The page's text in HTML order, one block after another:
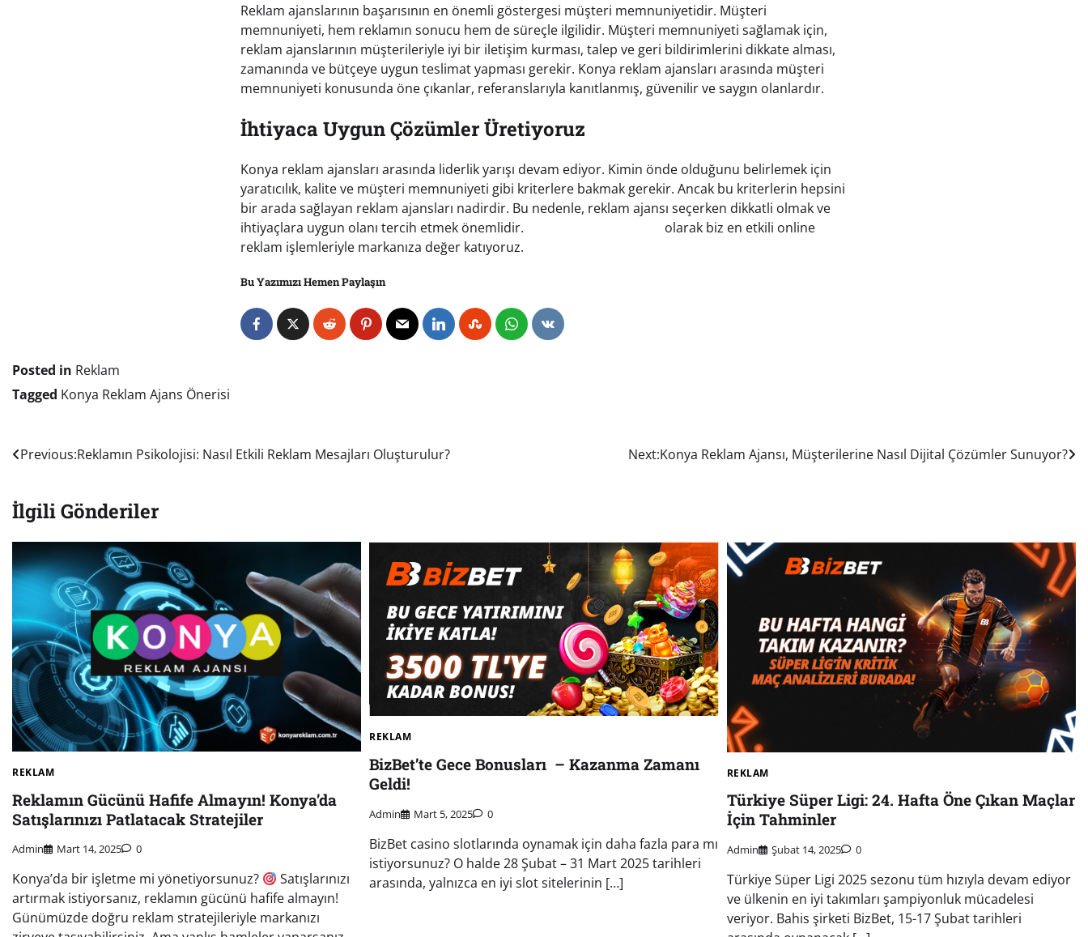
Reklam ajanslarının başarısının en önemli göstergesi müşteri memnuniyetidir. Müşteri
memnuniyeti, hem reklamın sonucu hem de süreçle ilgilidir. Müşteri memnuniyeti sağlamak için,
reklam ajanslarının müşterileriyle iyi bir iletişim kurması, talep ve geri bildirimlerini dikkate alması,
zamanında ve bütçeye uygun teslimat yapması gerekir. Konya reklam ajansları arasında müşteri
memnuniyeti konusunda öne çıkanlar, referanslarıyla kanıtlanmış, güvenilir ve saygın olanlardır.
İhtiyaca Uygun Çözümler Üretiyoruz
Konya reklam ajansları arasında liderlik yarışı devam ediyor. Kimin önde olduğunu belirlemek için
yaratıcılık, kalite ve müşteri memnuniyeti gibi kriterlere bakmak gerekir. Ancak bu kriterlerin hepsini
bir arada sağlayan reklam ajansları nadirdir. Bu nedenle, reklam ajansı seçerken dikkatli olmak ve
ihtiyaçlara uygun olanı tercih etmek önemlidir.
olarak biz en etkili online
reklam işlemleriyle markanıza değer katıyoruz.
Bu Yazımızı Hemen Paylaşın
Posted in Reklam
Tagged Konya Reklam Ajans Önerisi
Yazı
Previous:Reklamın Psikolojisi: Nasıl Etkili Reklam Mesajları Oluşturulur? Next:Konya Reklam Ajansı, Müşterilerine Nasıl Dijital Çözümler Sunuyor?
İlgili Gönderiler
REKLAM
Reklamın Gücünü Hafife Almayın! Konya’da
Satışlarınızı Patlatacak Stratejiler
Admin Mart 14, 2025 0
Konya’da bir işletme mi yönetiyorsunuz?
Satışlarınızı
artırmak istiyorsanız, reklamın gücünü hafife almayın!
Günümüzde doğru reklam stratejileriyle markanızı
REKLAM
BizBet’te Gece Bonusları – Kazanma Zamanı
Geldi!
Admin Mart 5, 2025 0
BizBet casino slotlarında oynamak için daha fazla para mı
istiyorsunuz? O halde 28 Şubat – 31 Mart 2025 tarihleri
arasında, yalnızca en iyi slot sitelerinin […]
REKLAM
Türkiye Süper Ligi: 24. Hafta Öne Çıkan Maçlar
İçin Tahminler
Admin Şubat 14, 2025 0
Türkiye Süper Ligi 2025 sezonu tüm hızıyla devam ediyor
ve ülkenin en iyi takımları şampiyonluk mücadelesi
veriyor. Bahis şirketi BizBet, 15-17 Şubat tarihleri